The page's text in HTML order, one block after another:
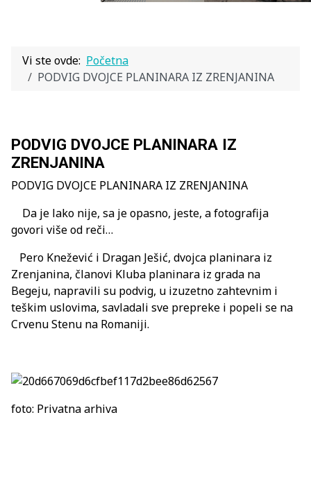
Vi ste ovde: Početna
PODVIG DVOJCE PLANINARA IZ ZRENJANINA
PODVIG DVOJCE PLANINARA IZ
ZRENJANINA
PODVIG DVOJCE PLANINARA IZ ZRENJANINA
Da je lako nije, sa je opasno, jeste, a fotografija
govori više od reči…
Pero Knežević i Dragan Ješić, dvojca planinara iz
Zrenjanina, članovi Kluba planinara iz grada na
Begeju, napravili su podvig, u izuzetno zahtevnim i
teškim uslovima, savladali sve prepreke i popeli se na
Crvenu Stenu na Romaniji.
foto: Privatna arhiva